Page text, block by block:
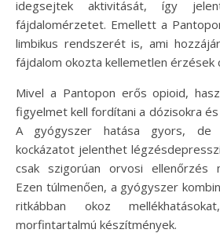
idegsejtek aktivitását, így
fájdalomérzetet. Emellett a
limbikus rendszerét is, ami
fájdalom okozta kellemetlen érzések
Mivel a Pantopon erős opioid,
figyelmet kell fordítani a dózisokra
A gyógyszer hatása gyors, de
kockázatot jelenthet
csak szigorúan orvosi ellenőrzés
Ezen túlmenően, a gyógyszer
ritkábban okoz
morfintartalmú készítmények.